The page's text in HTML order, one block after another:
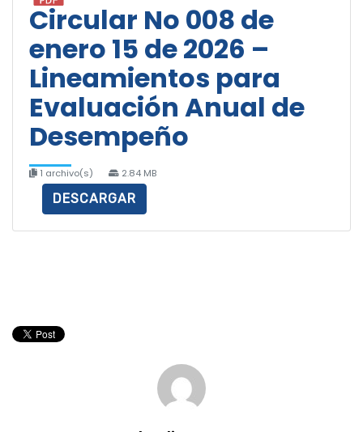
Circular No 008 de
enero 15 de 2026 –
Lineamientos para
Evaluación Anual de
Desempeño
1 archivo(s) 2.84 MB
DESCARGAR